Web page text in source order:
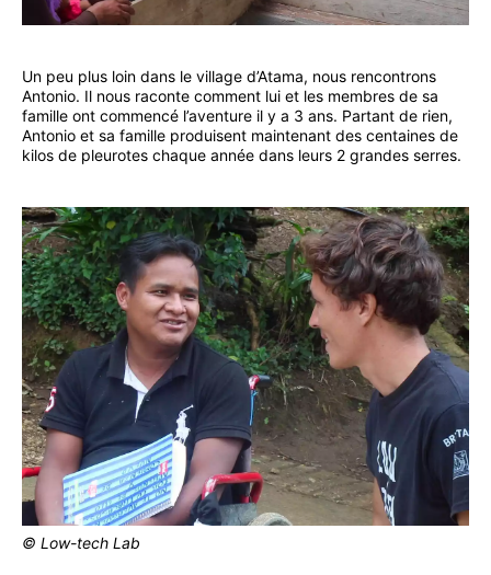
Un peu plus loin dans le village d’Atama, nous rencontrons
Antonio. Il nous raconte comment lui et les membres de sa
famille ont commencé l’aventure il y a 3 ans. Partant de rien,
Antonio et sa famille produisent maintenant des centaines de
kilos de pleurotes chaque année dans leurs 2 grandes serres.
© Low-tech Lab